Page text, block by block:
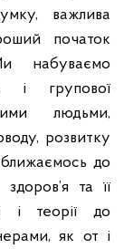
важлива
початок
набуваємо
і групової
людьми,
розвитку
до
та її
і теорії до
як от і